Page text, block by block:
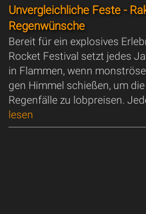
Unvergleichliche Feste -
Regenwünsche
Bereit für ein explosives
Rocket Festival setzt jedes
in Flammen, wenn
gen Himmel schießen, um
Regenfälle zu lobpreisen.
lesen